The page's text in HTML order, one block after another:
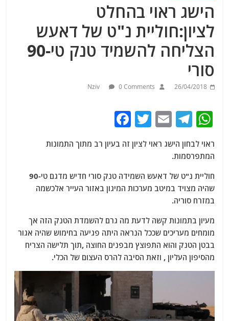
הישג ראוי בהחלט
לציון:חוליית נ"ט של דאעש
הצליחה להשמיד טנק טי-90
סורי
26/04/2018
Nziv 0 Comments
W
h
at
s
A
p
p
T
e
g
ra
m
E
m
ai
l
T
itt
er
c
e
b
o
o
k
ראוי לבחון הישג ראוי לציון זה בעיון רב מתוך התמונות
המתפרסמות.
חוליית נ"ט של דאעש השמידה טנק סורי חדיש מדגם טי-90
שהיה מצויד במיטב מערכות המיגון באזור העייר אלכשמה
במזרח סוריה.
מעיון בתמונות קשה לדעת מה גרם להשמדת הטנק הזה אך
מומחים מעריכים שככל הנראה היתה פגיעה בחימוש שהיה אגור
בבטן הטנק והוא התפוצץ מבפנים החוצה ,תוך תלישה הצריח
מהסיפון העליון , וזאת הסיבה להרס העצום של הכלי.